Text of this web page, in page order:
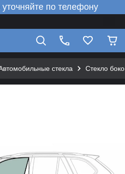
по телефону
стекла Стекло